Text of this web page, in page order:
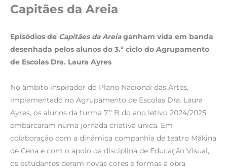
Capitães da Areia
Episódios de Capitães da Areiaganham vida em banda
desenhada pelos alunos do 3.º ciclo do Agrupamento
de Escolas Dra. Laura Ayres
No âmbito inspirador do Plano Nacional das Artes,
implementado no Agrupamento de Escolas Dra. Laura
Ayres, os alunos da turma 7.º B do ano letivo 2024/2025
embarcaram numa jornada criativa única. Em
colaboração com a dinâmica companhia de teatro Mákina
de Cena e com o apoio da disciplina de Educação Visual,
os estudantes deram novas cores e formas à obra